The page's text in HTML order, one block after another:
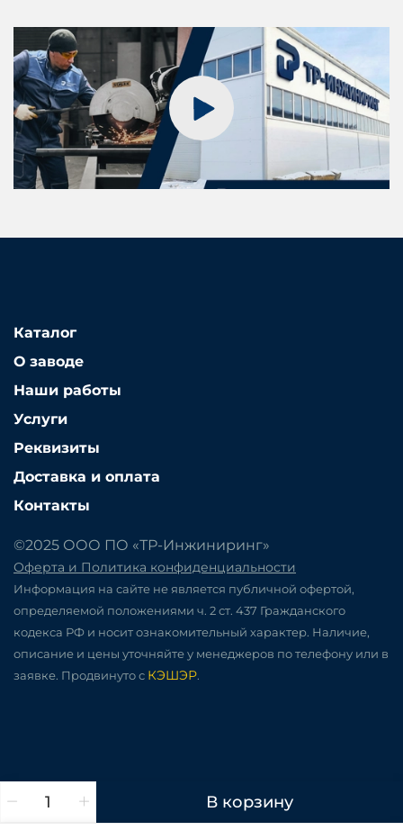
В корзину
Каталог
О заводе
Наши работы
Услуги
Реквизиты
Доставка и оплата
Контакты
©2025 ООО ПО «ТР-Инжиниринг»
Оферта и Политика конфиденциальности
Информация на сайте не является публичной офертой,
определяемой положениями ч. 2 ст. 437 Гражданского
кодекса РФ и носит ознакомительный характер. Наличие,
описание и цены уточняйте у менеджеров по телефону или в
заявке. Продвинуто с КЭШЭР.